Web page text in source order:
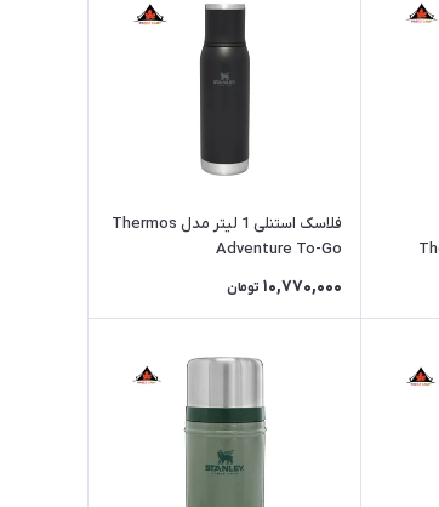
فلاسک استنلی 1 لیتر مدل Thermos
Adventure To-Go
10,770,000 تومان